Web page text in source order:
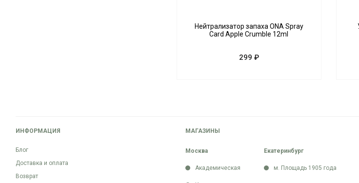
Нейтрализатор запаха ONA Spray
Card Apple Crumble 12ml
299 ₽
ИНФОРМАЦИЯ
Блог
Доставка и оплата
Возврат
МАГАЗИНЫ
Москва
Академическая
Екатеринбург
м. Площадь 1905 года